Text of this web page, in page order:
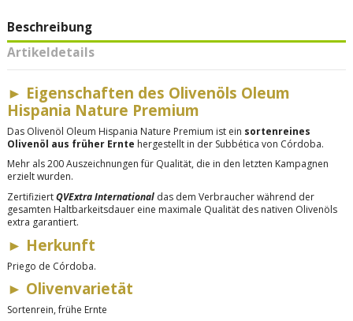
Beschreibung
Artikeldetails
► Eigenschaften des Olivenöls Oleum
Hispania Nature Premium
Das Olivenöl Oleum Hispania Nature Premium ist ein sortenreines
Olivenöl aus früher Ernte hergestellt in der Subbética von Córdoba.
Mehr als 200 Auszeichnungen für Qualität, die in den letzten Kampagnen
erzielt wurden.
ZertifiziertQVExtra International das dem Verbraucher während der
gesamten Haltbarkeitsdauer eine maximale Qualität des nativen Olivenöls
extra garantiert.
► Herkunft
Priego de Córdoba.
► Olivenvarietät
Sortenrein, frühe Ernte